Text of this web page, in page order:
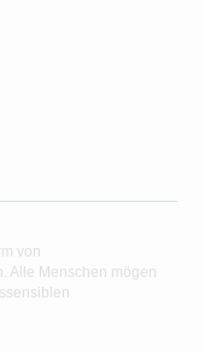
von
Alle Menschen mögen